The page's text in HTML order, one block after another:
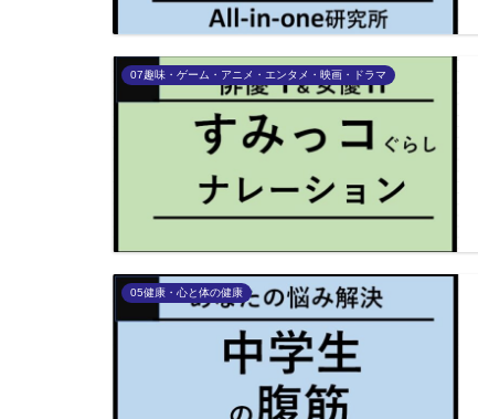
07趣味・ゲーム・アニメ・エンタメ・映画・ドラマ
05健康・心と体の健康